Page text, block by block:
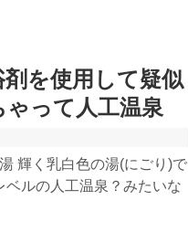
を使用して疑似
って人工温泉
輝く乳白色の湯(にごり)で
ルの人工温泉？みたいな